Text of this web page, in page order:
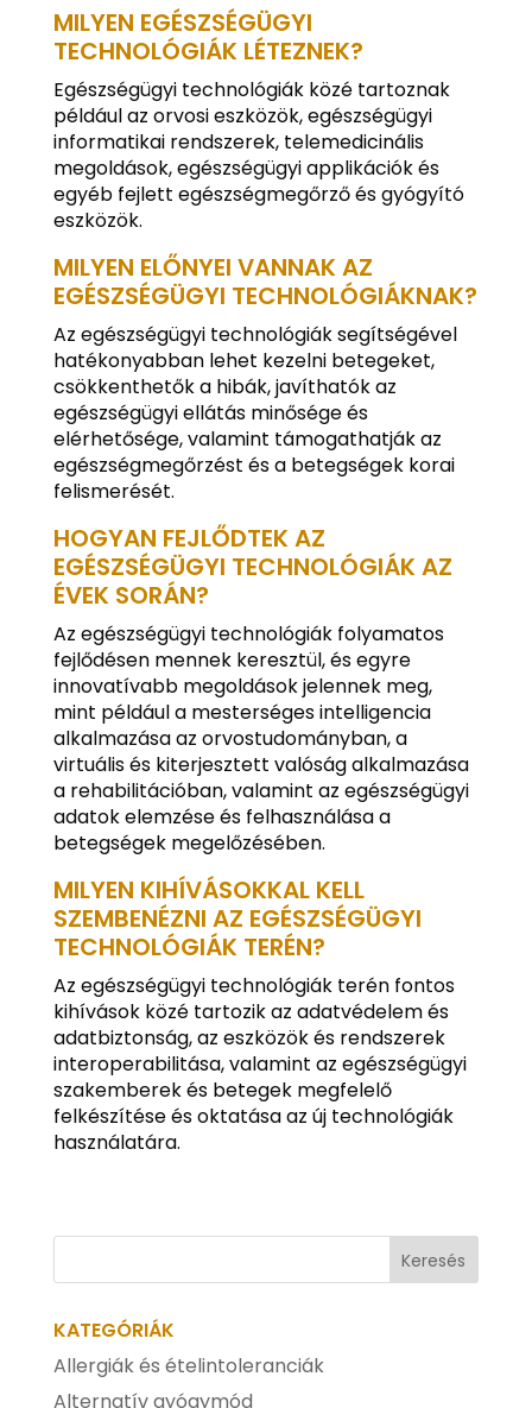
MILYEN EGÉSZSÉGÜGYI
TECHNOLÓGIÁK LÉTEZNEK?
Egészségügyi technológiák közé tartoznak
például az orvosi eszközök, egészségügyi
informatikai rendszerek, telemedicinális
megoldások, egészségügyi applikációk és
egyéb fejlett egészségmegőrző és gyógyító
eszközök.
MILYEN ELŐNYEI VANNAK AZ
EGÉSZSÉGÜGYI TECHNOLÓGIÁKNAK?
Az egészségügyi technológiák segítségével
hatékonyabban lehet kezelni betegeket,
csökkenthetők a hibák, javíthatók az
egészségügyi ellátás minősége és
elérhetősége, valamint támogathatják az
egészségmegőrzést és a betegségek korai
felismerését.
HOGYAN FEJLŐDTEK AZ
EGÉSZSÉGÜGYI TECHNOLÓGIÁK AZ
ÉVEK SORÁN?
Az egészségügyi technológiák folyamatos
fejlődésen mennek keresztül, és egyre
innovatívabb megoldások jelennek meg,
mint például a mesterséges intelligencia
alkalmazása az orvostudományban, a
virtuális és kiterjesztett valóság alkalmazása
a rehabilitációban, valamint az egészségügyi
adatok elemzése és felhasználása a
betegségek megelőzésében.
MILYEN KIHÍVÁSOKKAL KELL
SZEMBENÉZNI AZ EGÉSZSÉGÜGYI
TECHNOLÓGIÁK TERÉN?
Az egészségügyi technológiák terén fontos
kihívások közé tartozik az adatvédelem és
adatbiztonság, az eszközök és rendszerek
interoperabilitása, valamint az egészségügyi
szakemberek és betegek megfelelő
felkészítése és oktatása az új technológiák
használatára.
KATEGÓRIÁK
Allergiák és ételintoleranciák
Alternatív gyógymód